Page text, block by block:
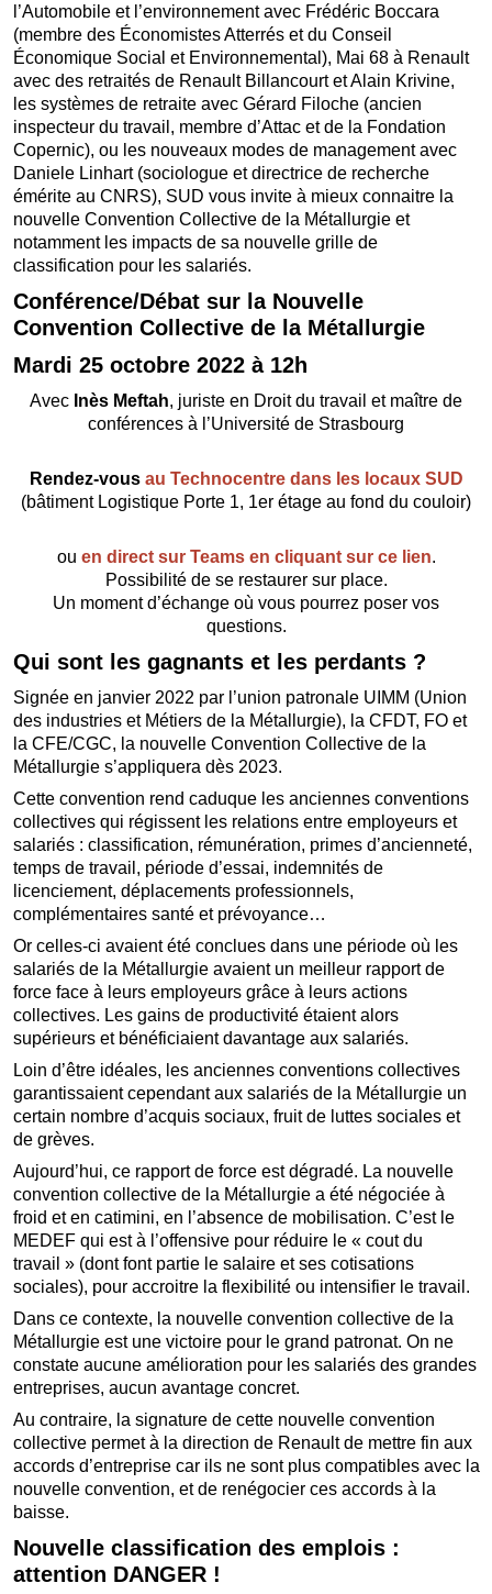
l’Automobile et l’environnement avec Frédéric Boccara
(membre des Économistes Atterrés et du Conseil
Économique Social et Environnemental), Mai 68 à Renault
avec des retraités de Renault Billancourt et Alain Krivine,
les systèmes de retraite avec Gérard Filoche (ancien
inspecteur du travail, membre d’Attac et de la Fondation
Copernic), ou les nouveaux modes de management avec
Daniele Linhart (sociologue et directrice de recherche
émérite au CNRS), SUD vous invite à mieux connaitre la
nouvelle Convention Collective de la Métallurgie et
notamment les impacts de sa nouvelle grille de
classification pour les salariés.
Conférence/Débat sur la Nouvelle
Convention Collective de la Métallurgie
Mardi 25 octobre 2022 à 12h
Avec Inès Meftah, juriste en Droit du travail et maître de
conférences à l’Université de Strasbourg
Rendez-vous au Technocentre dans les locaux SUD
(bâtiment Logistique Porte 1, 1er étage au fond du couloir)
ou en direct sur Teams en cliquant sur ce lien.
Possibilité de se restaurer sur place.
Un moment d’échange où vous pourrez poser vos
questions.
Qui sont les gagnants et les perdants ?
Signée en janvier 2022 par l’union patronale UIMM (Union
des industries et Métiers de la Métallurgie), la CFDT, FO et
la CFE/CGC, la nouvelle Convention Collective de la
Métallurgie s’appliquera dès 2023.
Cette convention rend caduque les anciennes conventions
collectives qui régissent les relations entre employeurs et
salariés : classification, rémunération, primes d’ancienneté,
temps de travail, période d’essai, indemnités de
licenciement, déplacements professionnels,
complémentaires santé et prévoyance…
Or celles-ci avaient été conclues dans une période où les
salariés de la Métallurgie avaient un meilleur rapport de
force face à leurs employeurs grâce à leurs actions
collectives. Les gains de productivité étaient alors
supérieurs et bénéficiaient davantage aux salariés.
Loin d’être idéales, les anciennes conventions collectives
garantissaient cependant aux salariés de la Métallurgie un
certain nombre d’acquis sociaux, fruit de luttes sociales et
de grèves.
Aujourd’hui, ce rapport de force est dégradé. La nouvelle
convention collective de la Métallurgie a été négociée à
froid et en catimini, en l’absence de mobilisation. C’est le
MEDEF qui est à l’offensive pour réduire le « cout du
travail » (dont font partie le salaire et ses cotisations
sociales), pour accroitre la flexibilité ou intensifier le travail.
Dans ce contexte, la nouvelle convention collective de la
Métallurgie est une victoire pour le grand patronat. On ne
constate aucune amélioration pour les salariés des grandes
entreprises, aucun avantage concret.
Au contraire, la signature de cette nouvelle convention
collective permet à la direction de Renault de mettre fin aux
accords d’entreprise car ils ne sont plus compatibles avec la
nouvelle convention, et de renégocier ces accords à la
baisse.
Nouvelle classification des emplois :
attention DANGER !